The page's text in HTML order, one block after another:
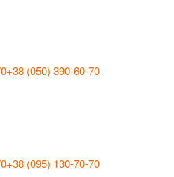
+38 (050) 390-60-70
+38 (095) 130-70-70